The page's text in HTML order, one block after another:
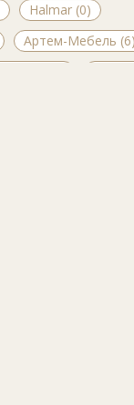
Halmar (0)
Артем-Мебель (6)